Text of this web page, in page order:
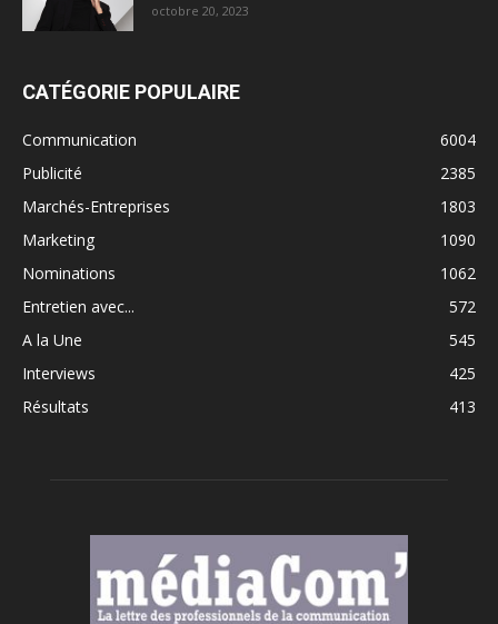
octobre 20, 2023
CATÉGORIE POPULAIRE
Communication
6004
Publicité
2385
Marchés-Entreprises
1803
Marketing
1090
Nominations
1062
Entretien avec...
572
A la Une
545
Interviews
425
Résultats
413